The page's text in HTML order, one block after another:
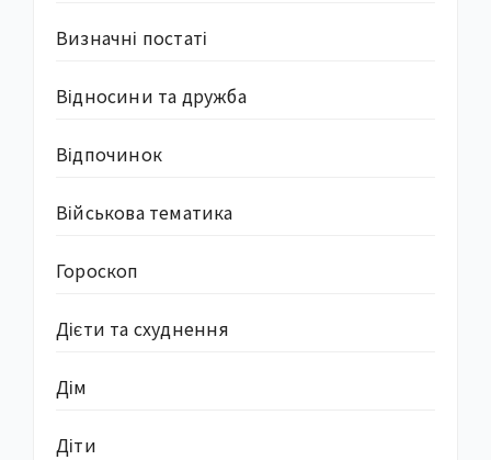
Визначні постаті
Відносини та дружба
Відпочинок
Військова тематика
Гороскоп
Дієти та схуднення
Дім
Діти